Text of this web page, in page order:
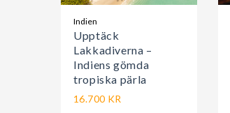
Indien
Upptäck
Lakkadiverna –
Indiens gömda
tropiska pärla
16.700 KR